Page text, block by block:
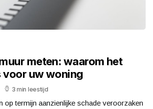
meten: waarom het
voor uw woning
3 min leestijd
op termijn aanzienlijke schade veroorzaken